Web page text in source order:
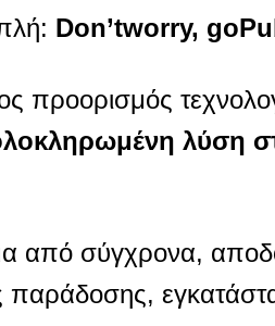
Don’tworry,
προορισμός
λύση
από σύγχρονα,
παράδοσης,